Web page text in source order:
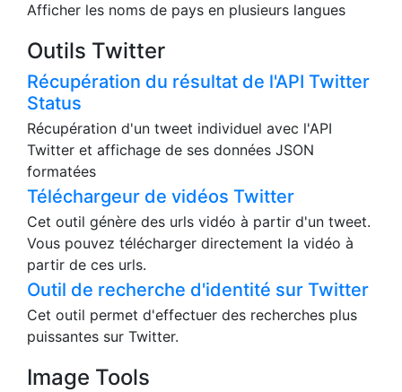
Afficher les noms de pays en plusieurs langues
Outils Twitter
Récupération du résultat de l'API Twitter
Status
Récupération d'un tweet individuel avec l'API
Twitter et affichage de ses données JSON
formatées
Téléchargeur de vidéos Twitter
Cet outil génère des urls vidéo à partir d'un tweet.
Vous pouvez télécharger directement la vidéo à
partir de ces urls.
Outil de recherche d'identité sur Twitter
Cet outil permet d'effectuer des recherches plus
puissantes sur Twitter.
Image Tools